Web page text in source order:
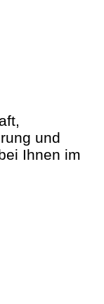
und
Ihnen im